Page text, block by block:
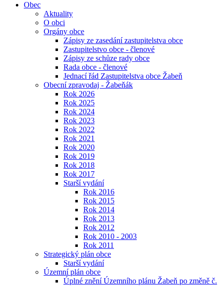
Obec
Aktuality
O obci
Orgány obce
Zápisy ze zasedání zastupitelstva obce
Zastupitelstvo obce - členové
Zápisy ze schůze rady obce
Rada obce - členové
Jednací řád Zastupitelstva obce Žabeň
Obecní zpravodaj - Žabeňák
Rok 2026
Rok 2025
Rok 2024
Rok 2023
Rok 2022
Rok 2021
Rok 2020
Rok 2019
Rok 2018
Rok 2017
Starší vydání
Rok 2016
Rok 2015
Rok 2014
Rok 2013
Rok 2012
Rok 2010 - 2003
Rok 2011
Strategický plán obce
Starší vydání
Územní plán obce
Úplné znění Územního plánu Žabeň po změně č.